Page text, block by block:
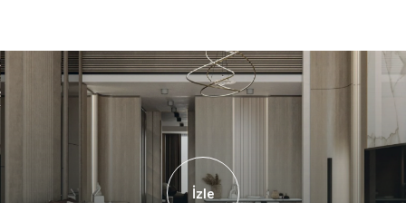
İzle